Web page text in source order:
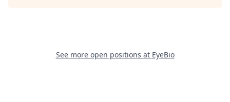
See more open positions at EyeBio